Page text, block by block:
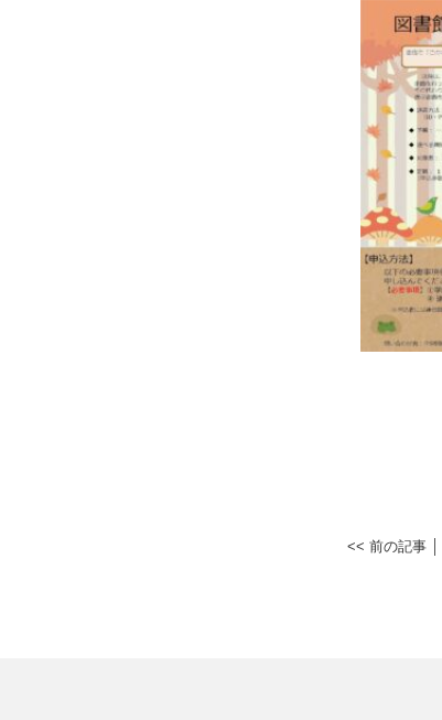
<< 前の記事│